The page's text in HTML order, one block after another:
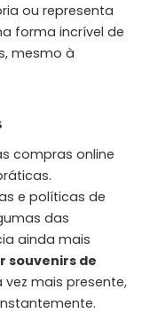
ou representa
forma incrível de
mesmo à
compras online
e políticas de
das
ainda mais
souvenirs de
mais presente,